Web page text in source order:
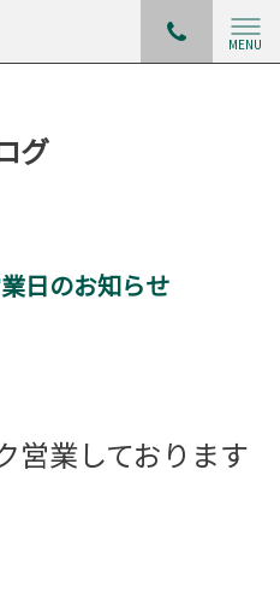
MENU
グ
日のお知らせ
営業しております